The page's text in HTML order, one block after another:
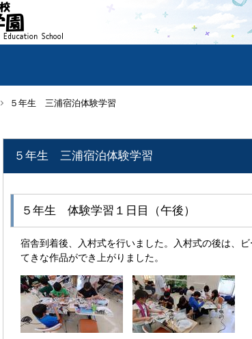
５年生 三浦宿泊体験学習
５年生 三浦宿泊体験学習
５年生 体験学習１日目（午後）
宿舎到着後、入村式を行いました。入村式の後は、
てきな作品ができ上がりました。